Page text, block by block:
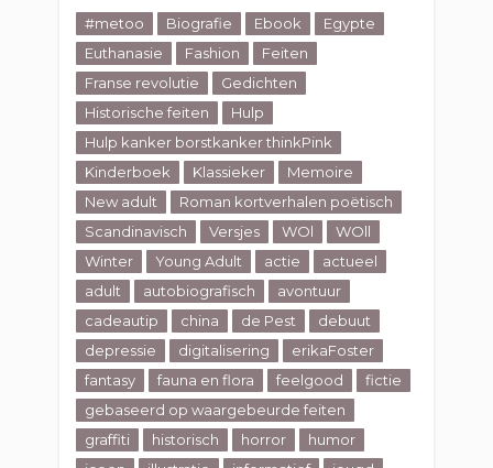
#metoo Biografie Ebook
Egypte
Euthanasie
Fashion
Feiten
Franse revolutie
Gedichten
Historische feiten
Hulp
Hulp kanker borstkanker thinkPink
Kinderboek
Klassieker
Memoire
New adult
Roman kortverhalen poëtisch
Scandinavisch
Versjes WOl
WOll
Winter
Young Adult actie
actueel
adult
autobiografisch
avontuur
cadeautip
china de Pest
debuut
depressie
digitalisering
erikaFoster
fantasy
fauna en flora feelgood
fictie
gebaseerd op waargebeurde feiten
graffiti
historisch horror
humor